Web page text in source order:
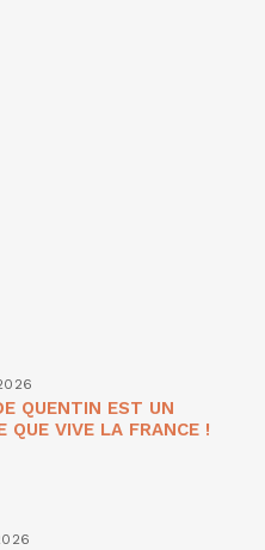
QUENTIN EST UN
QUE VIVE LA FRANCE !